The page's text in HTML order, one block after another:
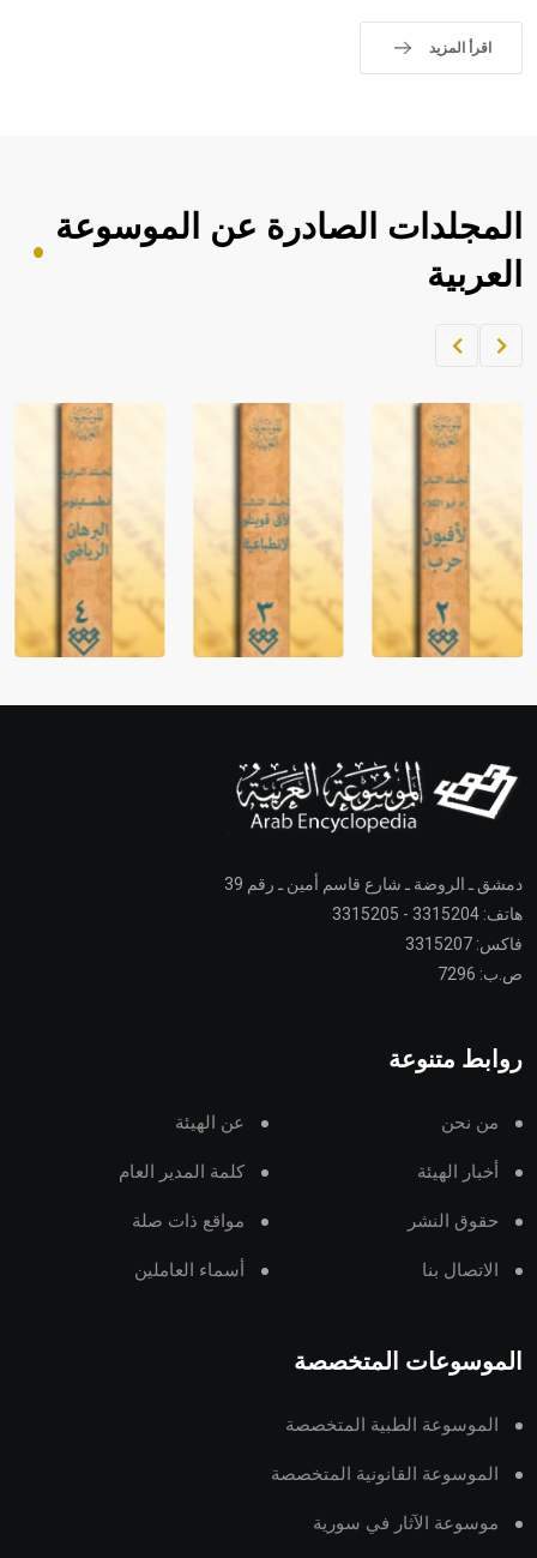
اقرأ المزيد
المجلدات الصادرة عن الموسوعة
العربية
دمشق ـ الروضة ـ شارع قاسم أمين ـ رقم 39
هاتف: 3315204 - 3315205
فاكس: 3315207
ص.ب: 7296
روابط متنوعة
من نحن عن الهيئة
أخبار الهيئة كلمة المدير العام
حقوق النشر مواقع ذات صلة
الاتصال بنا أسماء العاملين
الموسوعات المتخصصة
الموسوعة الطبية المتخصصة
الموسوعة القانونية المتخصصة
موسوعة الآثار في سورية